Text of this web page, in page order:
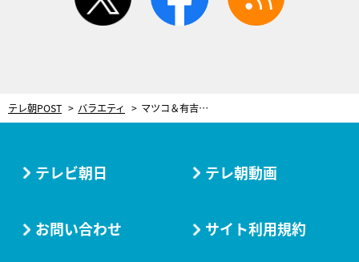
テレ朝POST バラエティ マツコ＆有吉が考える“引き際”「今年は“終活”のことを考える時間が多かった」
テレビ朝日 テレ朝動画
お問い合わせ サイト利用規約